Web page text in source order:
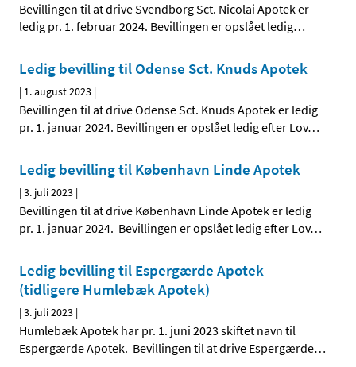
Bevillingen til at drive Svendborg Sct. Nicolai Apotek er
ledig pr. 1. februar 2024. Bevillingen er opslået ledig…
Ledig bevilling til Odense Sct. Knuds Apotek
| 1. august 2023 |
Bevillingen til at drive Odense Sct. Knuds Apotek er ledig
pr. 1. januar 2024. Bevillingen er opslået ledig efter Lov…
Ledig bevilling til København Linde Apotek
|3. juli 2023 |
Bevillingen til at drive København Linde Apotek er ledig
pr. 1. januar 2024. Bevillingen er opslået ledig efter Lov…
Ledig bevilling til Espergærde Apotek
(tidligere Humlebæk Apotek)
|3. juli 2023 |
Humlebæk Apotek har pr. 1. juni 2023 skiftet navn til
Espergærde Apotek. Bevillingen til at drive Espergærde…